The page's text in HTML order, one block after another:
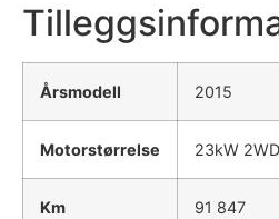
Årsmodell 2015
Motorstørrelse 23kW
Km 91 847